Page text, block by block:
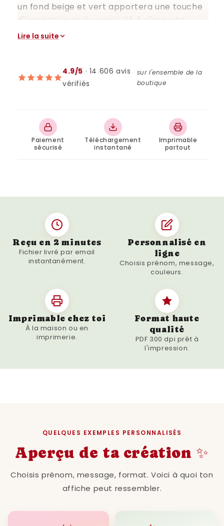
un fond beige et vert apportera une touche
d'inspiration et de positivité à n'importe
quelle pièce de votre maison. L'impression de
style boho ou épuré.
d'impression local. Idée de cadeau originale
pour vos proches, pour toute occasion
spéciale.
Lire la suite
4.9/5 · 14 606 avis
vérifiés
sur l'ensemble de la
boutique
Paiement
sécurisé
Téléchargement
instantané
Imprimable
partout
Reçu en 2 minutes
Fichier livré par email
instantanément.
Personnalisé en
ligne
Choisis prénom, message,
couleurs.
Imprimable chez toi
À la maison ou en
imprimerie.
Format haute
qualité
PDF 300 dpi prêt à
l'impression.
QUELQUES EXEMPLES PERSONNALISÉS
Aperçu de ta création ✨
Choisis prénom, message, format. Voici à quoi ton
affiche peut ressembler.